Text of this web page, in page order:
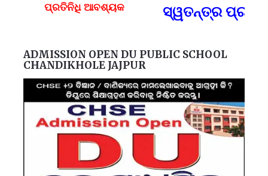
ପ୍ରତିନିଧି ଆବଶ୍ୟକ
ସ୍ୱତନ୍ତ୍ର
ADMISSION OPEN DU PUBLIC SCHOOL
CHANDIKHOLE JAJPUR